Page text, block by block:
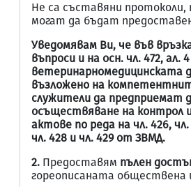
Не са съставяни протоколи,
могат да бъдат
Уведомявам Ви, че във
въпроси и на осн. чл. 472, ал.
ветеринарномедицинската
възложено на
служители да предприемат
осъществяване на контрол
актове по реда на чл. 426, чл.
чл. 428 и чл. 429 от ЗВМД.
2. Предоставям пълен
гореописаната обществена